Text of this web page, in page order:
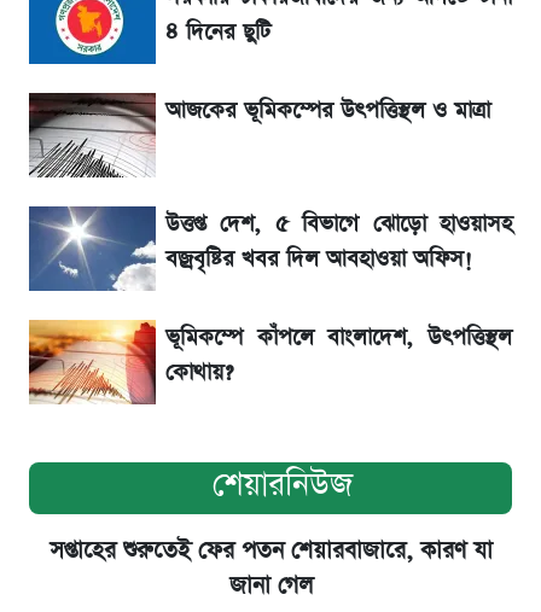
রবির বড় সাফল্য! আয় কম বাড়লেও রেকর্ড মুনাফা ও
গ্রাহক বৃদ্ধি
শেয়ার বিজকে লিগ্যাল নোটিশ পাঠাল রবি, শুরু নতুন
বিতর্ক
সৌদিতে বাংলাদেশিদের আকামা নবায়নে বদলে গেল
নিয়ম
৪ দিনের ছুটি
আজকের ভূমিকম্পের উৎপত্তিস্থল ও মাত্রা
উত্তপ্ত দেশ, ৫ বিভাগে ঝোড়ো হাওয়াসহ
বজ্রবৃষ্টির খবর দিল আবহাওয়া অফিস!
ভূমিকম্পে কাঁপলে বাংলাদেশ, উৎপত্তিস্থল
কোথায়?
শেয়ারনিউজ
সপ্তাহের শুরুতেই ফের পতন শেয়ারবাজারে, কারণ যা
জানা গেল